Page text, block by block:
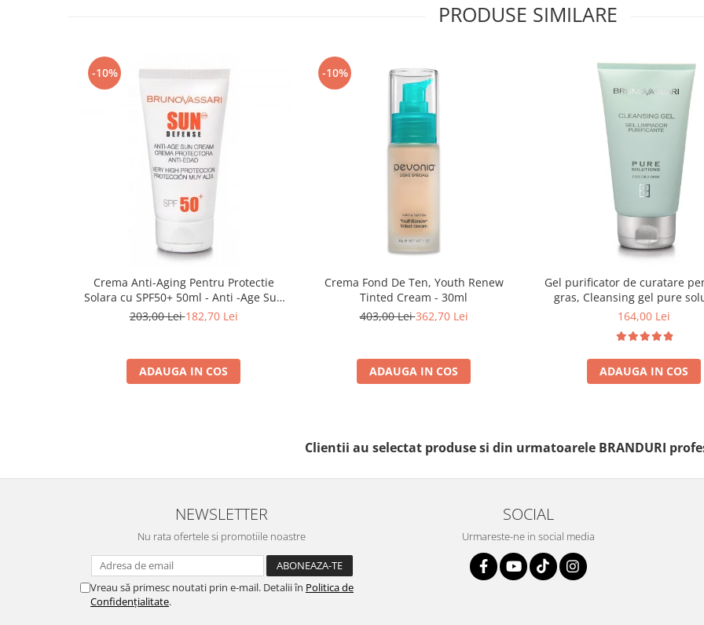
PRODUSE SIMILARE
-10%
Crema Anti-Aging Pentru Protectie
Solara cu SPF50+ 50ml - Anti -Age Sun
Cream SPF50+ - Bruno Vassari
203,00 Lei182,70 Lei
ADAUGA IN COS
-10%
Crema Fond De Ten, Youth Renew
Tinted Cream - 30ml
403,00 Lei362,70 Lei
ADAUGA IN COS
Gel purificator de curatare
gras, Cleansing gel pure
150ml
164,00 Lei
ADAUGA IN COS
Clientii au selectat produse si din urmatoarele BRANDURI
NEWSLETTER
Nu rata ofertele si promotiile noastre
Vreau să primesc noutati prin e-mail. Detalii în Politica de
Confidențialitate.
SOCIAL
Urmareste-ne in social media